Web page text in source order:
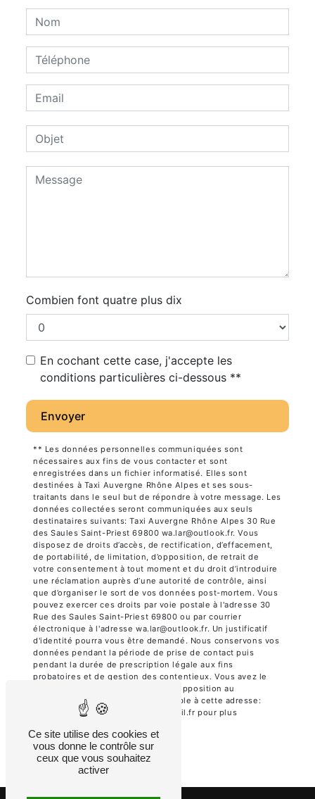
Combien font quatre plus dix
En cochant cette case, j'accepte les
conditions particulières ci-dessous **
Envoyer
** Les données personnelles communiquées sont
nécessaires aux fins de vous contacter et sont
enregistrées dans un fichier informatisé. Elles sont
destinées à Taxi Auvergne Rhône Alpes et ses sous-
traitants dans le seul but de répondre à votre message. Les
données collectées seront communiquées aux seuls
destinataires suivants: Taxi Auvergne Rhône Alpes 30 Rue
des Saules Saint-Priest 69800 wa.lar@outlook.fr. Vous
disposez de droits d’accès, de rectification, d’effacement,
de portabilité, de limitation, d’opposition, de retrait de
votre consentement à tout moment et du droit d’introduire
une réclamation auprès d’une autorité de contrôle, ainsi
que d’organiser le sort de vos données post-mortem. Vous
pouvez exercer ces droits par voie postale à l'adresse 30
Rue des Saules Saint-Priest 69800 ou par courrier
électronique à l'adresse wa.lar@outlook.fr. Un justificatif
d'identité pourra vous être demandé. Nous conservons vos
données pendant la période de prise de contact puis
pendant la durée de prescription légale aux fins
probatoires et de gestion des contentieux. Vous avez le
droit de vous inscrire sur la liste d'opposition au
démarchage téléphonique, disponible à cette adresse:
Bloctel.gouv.fr
. Consultez le site cnil.fr pour plus
Ce site utilise des cookies et
vous donne le contrôle sur
ceux que vous souhaitez
activer